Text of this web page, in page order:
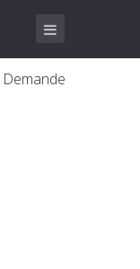
Demande